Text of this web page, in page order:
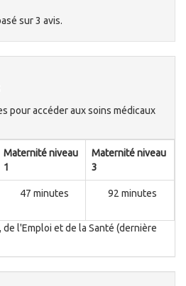
sur3 avis.
pour accéder aux soins médicaux
Maternité niveau
1
Maternité niveau
3
47 minutes 92 minutes
l'Emploi et de la Santé (dernière